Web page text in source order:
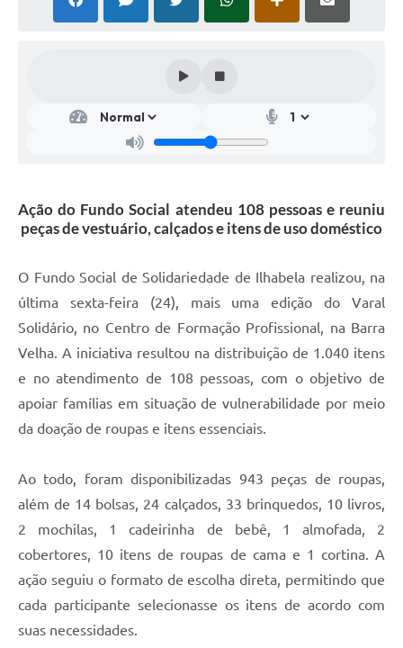
Ação do Fundo Social atendeu 108 pessoas e reuniu
peças de vestuário, calçados e itens de uso doméstico
O Fundo Social de Solidariedade de Ilhabela realizou, na
última sexta-feira (24), mais uma edição do Varal
Solidário, no Centro de Formação Profissional, na Barra
Velha. A iniciativa resultou na distribuição de 1.040 itens
e no atendimento de 108 pessoas, com o objetivo de
apoiar famílias em situação de vulnerabilidade por meio
da doação de roupas e itens essenciais.
Ao todo, foram disponibilizadas 943 peças de roupas,
além de 14 bolsas, 24 calçados, 33 brinquedos, 10 livros,
2 mochilas, 1 cadeirinha de bebê, 1 almofada, 2
cobertores, 10 itens de roupas de cama e 1 cortina. A
ação seguiu o formato de escolha direta, permitindo que
cada participante selecionasse os itens de acordo com
suas necessidades.